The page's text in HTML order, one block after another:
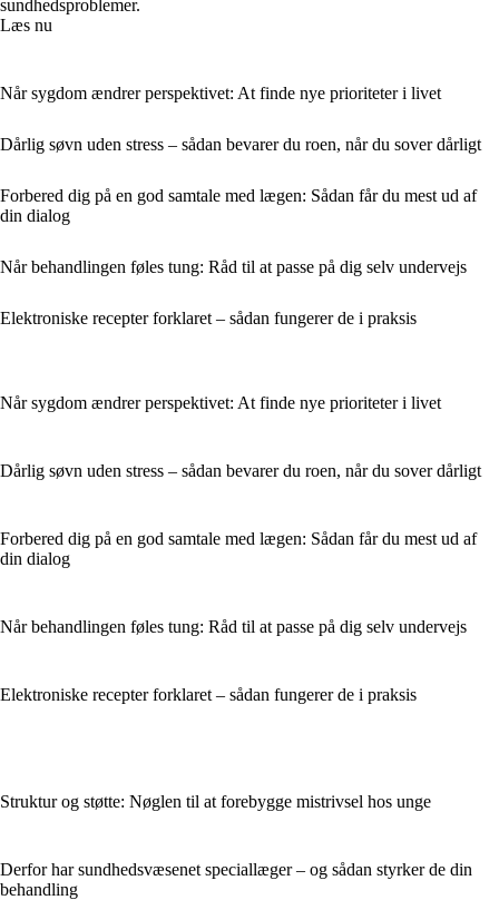
sundhedsproblemer.
Læs nu
Når sygdom ændrer perspektivet: At finde nye prioriteter i livet
Dårlig søvn uden stress – sådan bevarer du roen, når du sover dårligt
Forbered dig på en god samtale med lægen: Sådan får du mest ud af
din dialog
Når behandlingen føles tung: Råd til at passe på dig selv undervejs
Elektroniske recepter forklaret – sådan fungerer de i praksis
Når sygdom ændrer perspektivet: At finde nye prioriteter i livet
Dårlig søvn uden stress – sådan bevarer du roen, når du sover dårligt
Forbered dig på en god samtale med lægen: Sådan får du mest ud af
din dialog
Når behandlingen føles tung: Råd til at passe på dig selv undervejs
Elektroniske recepter forklaret – sådan fungerer de i praksis
Struktur og støtte: Nøglen til at forebygge mistrivsel hos unge
Derfor har sundhedsvæsenet speciallæger – og sådan styrker de din
behandling